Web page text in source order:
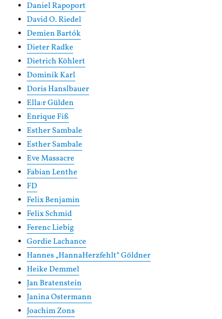
Daniel Rapoport
David O. Riedel
Demien Bartók
Dieter Radke
Dietrich Köhlert
Dominik Karl
Doris Hanslbauer
Ella:r Gülden
Enrique Fiß
Esther Sambale
Esther Sambale
Eve Massacre
Fabian Lenthe
FD
Felix Benjamin
Felix Schmid
Ferenc Liebig
Gordie Lachance
Hannes „HannaHerzfehlt“ Göldner
Heike Demmel
Jan Bratenstein
Janina Ostermann
Joachim Zons